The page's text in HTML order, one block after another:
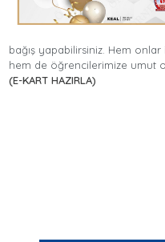
bağış yapabilirsiniz. Hem
hem de öğrencilerimize umut
(E-KART HAZIRLA)